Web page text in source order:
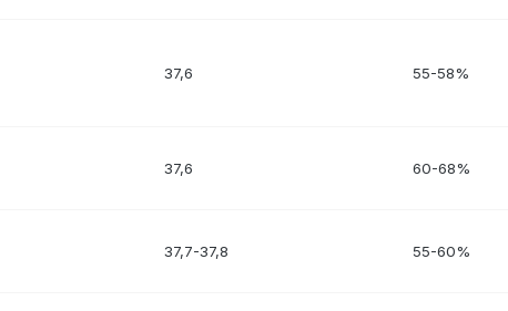
37,6 55-58%
37,6 60-68%
37,7-37,8 55-60%